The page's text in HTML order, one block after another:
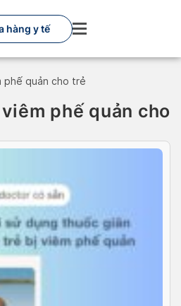
hàng y tế
phế quản cho trẻ
phế quản cho